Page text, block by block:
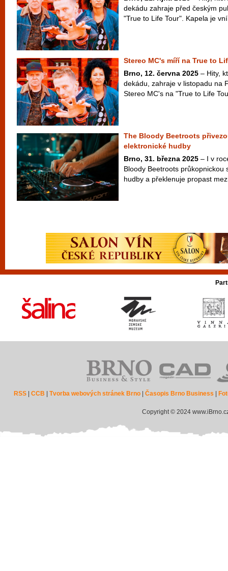
dekádu zahraje před českým
"True to Life Tour". Kapela je
Stereo MC's míří na True to
Brno, 12. června 2025 – Hity,
dekádu, zahraje v listopadu na
Stereo MC's na "True to Life
The Bloody Beetroots
elektronické hudby
Brno, 31. března 2025 – I v
Bloody Beetroots průkopnickou
hudby a překlenuje propast
RSS |CCB |Tvorba webových stránek Brno |Časopis Brno Business
Copyright © 2024